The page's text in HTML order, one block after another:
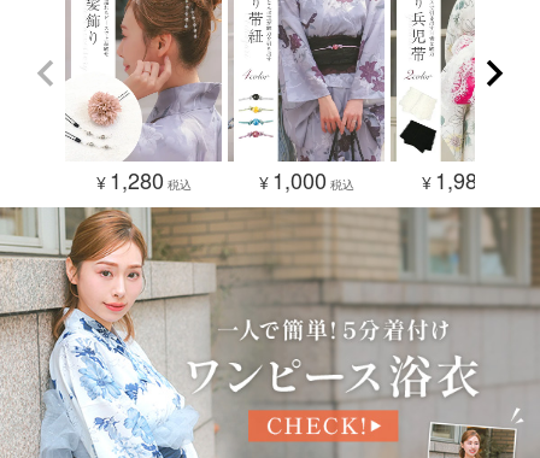
¥ 1,280 税込 ¥ 1,000 税込 ¥ 1,980